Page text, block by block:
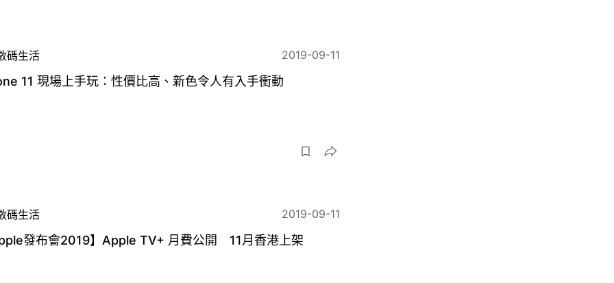
碼生活 2019-09-11
11 現場上手玩：性價比高、新色令人有入手衝動
碼生活 2019-09-11
發布會2019】Apple TV+ 月費公開 11月香港上架